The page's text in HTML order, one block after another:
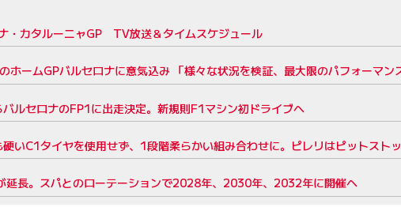
・カタルーニャGP TV放送＆タイムスケジュール
ホームGPバルセロナに意気込み 「様々な状況を検証、最大限のパフォーマン
ルセロナのFP1に出走決定。新規則F1マシン初ドライブへ
いC1タイヤを使用せず、1段階柔らかい組み合わせに。ピレリはピットスト
延長。スパとのローテーションで2028年、2030年、2032年に開催へ